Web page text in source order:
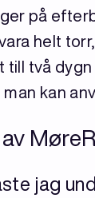
på
helt
till två
kan
jag